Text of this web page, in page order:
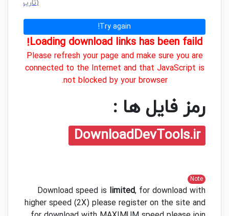
(سایز: 4.8 GB - تاریخ: 06/09/1404 03:27:44 ق.ظ)
Try again!
Loading download links has been faild!
Please refresh your page and make sure you are
connected to the Internet and that JavaScript is
not blocked by your browser.
رمز فایل ها :
DownloadDevTools.ir
Note
Download speed is limited, for download with
higher speed (2X) please register on the site and